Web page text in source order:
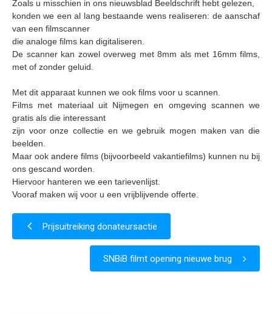
Wat doen we
Samenwerking
Wat zoeken we
Donateurs
Vrijwilligers
Contact
Inschrijfformulier
Zoals u misschien in ons nieuwsblad Beeldschrift hebt gelezen,
konden we een al lang bestaande wens realiseren: de aanschaf
van een filmscanner
die analoge films kan digitaliseren.
De scanner kan zowel overweg met 8mm als met 16mm films,
met of zonder geluid.
Met dit apparaat kunnen we ook films voor u scannen.
Films met materiaal uit Nijmegen en omgeving scannen we
gratis als die interessant
zijn voor onze collectie en we gebruik mogen maken van die
beelden.
Maar ook andere films (bijvoorbeeld vakantiefilms) kunnen nu bij
ons gescand worden.
Hiervoor hanteren we een tarievenlijst.
Vooraf maken wij voor u een vrijblijvende offerte.
Prijsuitreiking donateursactie
SNBiB filmt opening nieuwe brug